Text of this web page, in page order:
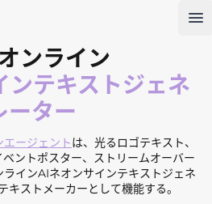
ンライン
ンテキストジェネ
ーター
ージェントは、光るロゴテキスト、
ントポスター、ストリームオーバー
インAIネオンサインテキストジェネ
キストメーカーとして機能する。